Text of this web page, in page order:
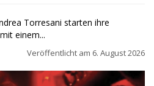
Torresani starten ihre
einem...
Veröffentlicht am 6. August 2026